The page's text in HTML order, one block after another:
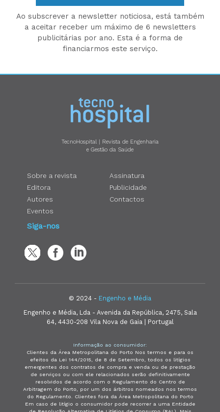
Ao subscrever a newsletter noticiosa, está também
a aceitar receber um máximo de 6 newsletters
publicitárias por ano. Esta é a forma de
financiarmos este serviço.
TecnoHospital | Revista de Engenharia
e Gestão da Saúde
Sobre a revista
Editora
Autores
Eventos
Assinatura
Publicidade
Contactos
Siga-nos
© 2024 - Engenho e Média
Engenho e Média, Lda - Avenida da República, 2475, Sala
64, 4430-208 Vila Nova de Gaia | Portugal
Informação ao consumidor:
Clientes da Área Metropolitana do Porto Nos termos e para os
efeitos da Lei 144/2015, de 8 de Setembro, todos os litígios
emergentes dos contratos de compra e venda ou de prestação
de serviços ou com ele relacionados serão definitivamente
resolvidos de acordo com o Regulamento do Centro de
Arbitragem do Porto, por um dos árbitros nomeados nos termos
do Regulamento. Clientes fora da Área Metropolitana do Porto
Em caso de litígio o consumidor pode recorrer a uma Entidade